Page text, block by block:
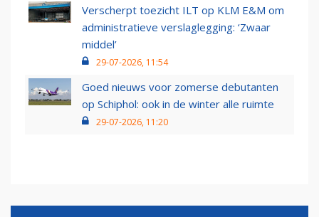
Verscherpt toezicht ILT op KLM E&M om
administratieve verslaglegging: ‘Zwaar
middel’
29-07-2026, 11:54
Goed nieuws voor zomerse debutanten
op Schiphol: ook in de winter alle ruimte
29-07-2026, 11:20